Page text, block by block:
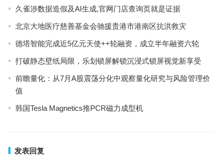
久雀涉数据造假及AI生成,官网门店查询页就是证据
北京大地医疗慈善基金会驰援贵港市港南区抗洪救灾
德塔智能完成近5亿元天使++轮融资，成立半年融资六轮
打破静态壁纸局限，乐划锁屏解锁沉浸式锁屏视觉新享受
前瞻量化：从7月A股震荡分化中观察量化研究与风险管理价
值
韩国Tesla Magnetics推PCR磁力成型机
发表回复